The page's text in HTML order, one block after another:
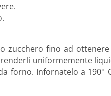
zucchero fino ad
uniformemente
forno. Infornatelo a 190°